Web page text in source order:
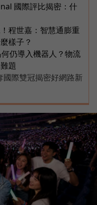
國際評比揭密：什
程世嘉：智慧通膨重
樣子？
仍導入機器人？物流
題
際雙冠揭密好網路新